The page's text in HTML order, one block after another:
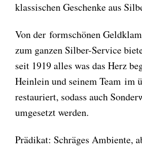
klassischen Geschenke aus
Von der formschönen
zum ganzen Silber-Service
seit 1919 alles was das Herz
Heinlein und seinem Team im
restauriert, sodass auch
umgesetzt werden.
Prädikat: Schräges Ambiente,